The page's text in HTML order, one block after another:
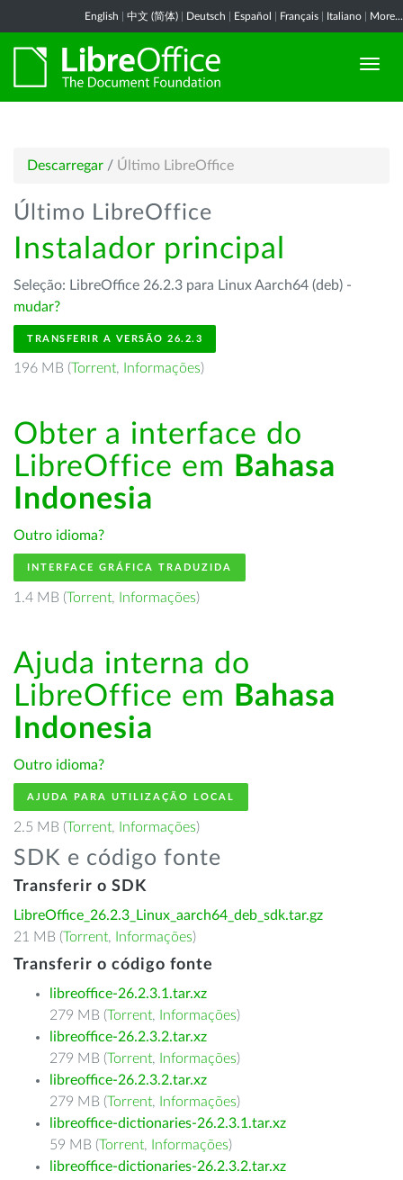
English 中文 (简体) Deutsch Español Français Italiano More...
Descarregar / Último LibreOffice
Último LibreOffice
Instalador principal
Seleção: LibreOffice 26.2.3 para Linux Aarch64 (deb) -
mudar?
TRANSFERIR A VERSÃO 26.2.3
196 MB (Torrent, Informações)
Obter a interface do
LibreOffice em Bahasa
Indonesia
Outro idioma?
INTERFACE GRÁFICA TRADUZIDA
1.4 MB (Torrent, Informações)
Ajuda interna do
LibreOffice em Bahasa
Indonesia
Outro idioma?
AJUDA PARA UTILIZAÇÃO LOCAL
2.5 MB (Torrent, Informações)
SDK e código fonte
Transferir o SDK
LibreOffice_26.2.3_Linux_aarch64_deb_sdk.tar.gz
21 MB (Torrent, Informações)
Transferir o código fonte
libreoffice-26.2.3.1.tar.xz
279 MB (Torrent, Informações)
libreoffice-26.2.3.2.tar.xz
279 MB (Torrent, Informações)
libreoffice-26.2.3.2.tar.xz
279 MB (Torrent, Informações)
libreoffice-dictionaries-26.2.3.1.tar.xz
59 MB (Torrent, Informações)
libreoffice-dictionaries-26.2.3.2.tar.xz